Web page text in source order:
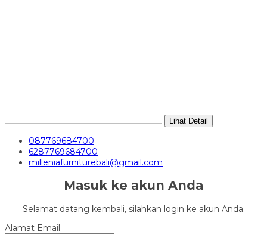
Lihat Detail
087769684700
6287769684700
milleniafurniturebali@gmail.com
Masuk ke akun Anda
Selamat datang kembali, silahkan login ke akun Anda.
Alamat Email